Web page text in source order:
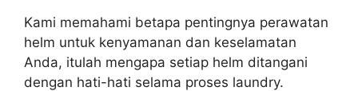
Kami memahami betapa pentingnya perawatan
helm untuk kenyamanan dan keselamatan
Anda, itulah mengapa setiap helm ditangani
dengan hati-hati selama proses laundry.